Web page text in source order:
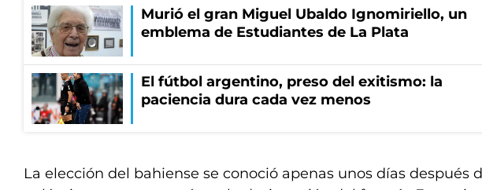
Murió el gran Miguel Ubaldo Ignomiriello, un
emblema de Estudiantes de La Plata
El fútbol argentino, preso del exitismo: la
paciencia dura cada vez menos
La elección del bahiense se conoció apenas unos días después